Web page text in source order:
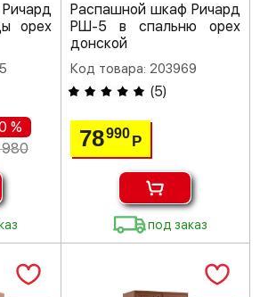
орех
%
980
Распашной шкаф Ричард
РШ-5 в спальню орех
донской
Код товара: 203969
(5)
78990 Р
под заказ